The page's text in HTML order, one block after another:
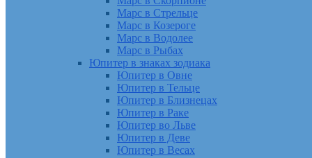
Марс в Стрельце
Марс в Козероге
Марс в Водолее
Марс в Рыбах
Юпитер в знаках зодиака
Юпитер в Овне
Юпитер в Тельце
Юпитер в Близнецах
Юпитер в Раке
Юпитер во Льве
Юпитер в Деве
Юпитер в Весах